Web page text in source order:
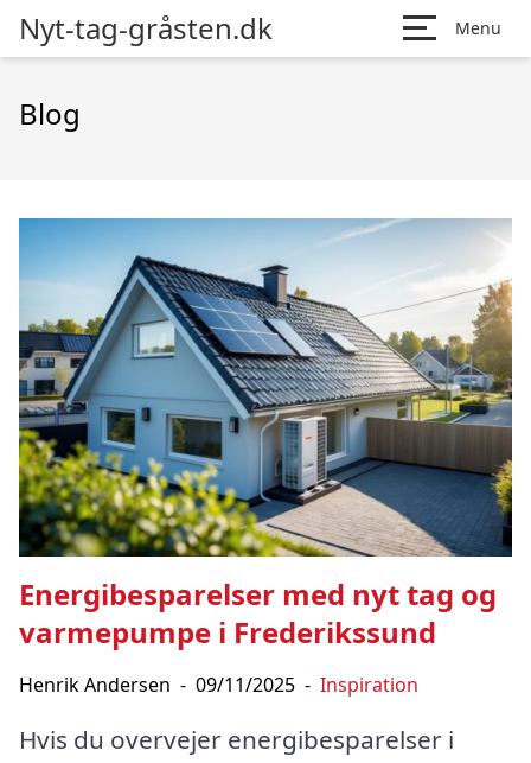
Nyt-tag-gråsten.dk Menu
Blog
Energibesparelser med nyt tag og
varmepumpe i Frederikssund
Henrik Andersen - 09/11/2025 - Inspiration
Hvis du overvejer energibesparelser i